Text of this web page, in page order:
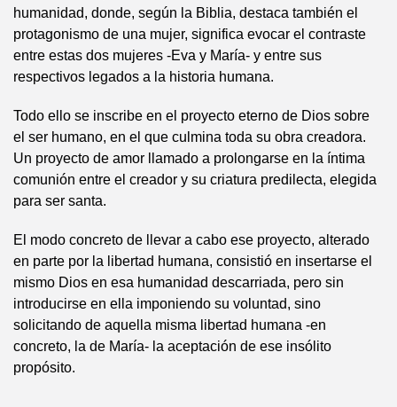
humanidad, donde, según la Biblia, destaca también el
protagonismo de una mujer, significa evocar el contraste
entre estas dos mujeres -Eva y María- y entre sus
respectivos legados a la historia humana.
Todo ello se inscribe en el proyecto eterno de Dios sobre
el ser humano, en el que culmina toda su obra creadora.
Un proyecto de amor llamado a prolongarse en la íntima
comunión entre el creador y su criatura predilecta, elegida
para ser santa.
El modo concreto de llevar a cabo ese proyecto, alterado
en parte por la libertad humana, consistió en insertarse el
mismo Dios en esa humanidad descarriada, pero sin
introducirse en ella imponiendo su voluntad, sino
solicitando de aquella misma libertad humana -en
concreto, la de María- la aceptación de ese insólito
propósito.